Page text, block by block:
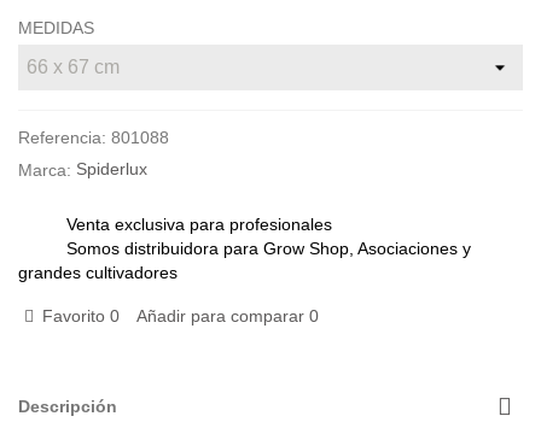
MEDIDAS
Referencia: 801088
Marca: Spiderlux
Venta exclusiva para profesionales
Somos distribuidora para Grow Shop, Asociaciones y
grandes cultivadores
Favorito 0 Añadir para comparar 0
Descripción